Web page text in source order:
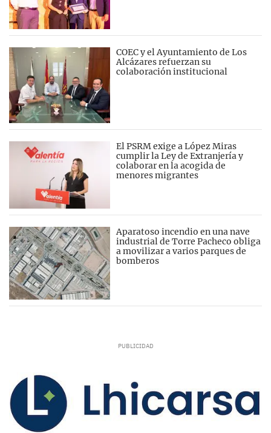
COEC y el Ayuntamiento de Los
Alcázares refuerzan su
colaboración institucional
El PSRM exige a López Miras
cumplir la Ley de Extranjería y
colaborar en la acogida de
menores migrantes
Aparatoso incendio en una nave
industrial de Torre Pacheco obliga
a movilizar a varios parques de
bomberos